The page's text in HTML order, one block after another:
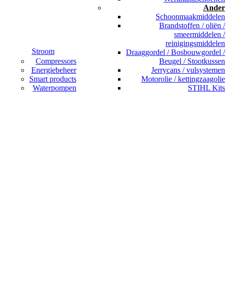
Stroom
Compressors
Energiebeheer
Smart products
Waterpompen
Ander
Schoonmaakmiddelen
Brandstoffen / oliën /
smeermiddelen /
reinigingsmiddelen
Draaggordel / Bosbouwgordel /
Beugel / Stootkussen
Jerrycans / vulsystemen
Motorolie / kettingzaagolie
STIHL Kits